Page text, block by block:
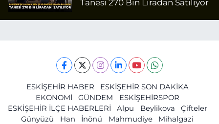
Tanesi 270 Bin Liradan Satılıyor
ESKİŞEHİR HABER
ESKİŞEHİR SON DAKİKA
EKONOMİ
GÜNDEM
ESKİŞEHİRSPOR
ESKİŞEHİR İLÇE HABERLERİ
Alpu Beylikova
Çifteler
Günyüzü
Han İnönü Mahmudiye
Mihalgazi